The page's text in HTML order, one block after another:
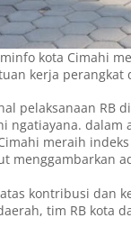
kota Cimahi
kerja perangkat
pelaksanaan RB
ngatiayana. dalam
meraih
menggambarkan
kontribusi dan
tim RB kota